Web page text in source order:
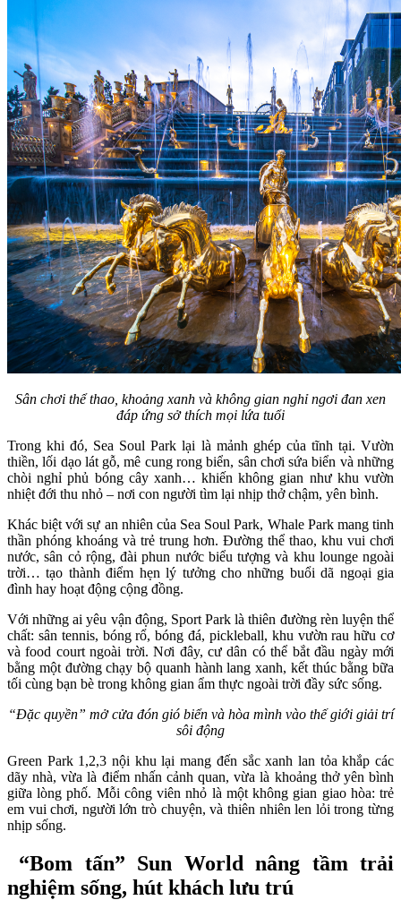
Sân chơi thể thao, khoảng xanh và không gian nghỉ ngơi đan xen
đáp ứng sở thích mọi lứa tuổi
Trong khi đó, Sea Soul Park lại là mảnh ghép của tĩnh tại. Vườn
thiền, lối dạo lát gỗ, mê cung rong biển, sân chơi sứa biển và những
chòi nghỉ phủ bóng cây xanh… khiến không gian như khu vườn
nhiệt đới thu nhỏ – nơi con người tìm lại nhịp thở chậm, yên bình.
Khác biệt với sự an nhiên của Sea Soul Park, Whale Park mang tinh
thần phóng khoáng và trẻ trung hơn. Đường thể thao, khu vui chơi
nước, sân cỏ rộng, đài phun nước biểu tượng và khu lounge ngoài
trời… tạo thành điểm hẹn lý tưởng cho những buổi dã ngoại gia
đình hay hoạt động cộng đồng.
Với những ai yêu vận động, Sport Park là thiên đường rèn luyện thể
chất: sân tennis, bóng rổ, bóng đá, pickleball, khu vườn rau hữu cơ
và food court ngoài trời. Nơi đây, cư dân có thể bắt đầu ngày mới
bằng một đường chạy bộ quanh hành lang xanh, kết thúc bằng bữa
tối cùng bạn bè trong không gian ẩm thực ngoài trời đầy sức sống.
“Đặc quyền” mở cửa đón gió biển và hòa mình vào thế giới giải trí
sôi động
Green Park 1,2,3 nội khu lại mang đến sắc xanh lan tỏa khắp các
dãy nhà, vừa là điểm nhấn cảnh quan, vừa là khoảng thở yên bình
giữa lòng phố. Mỗi công viên nhỏ là một không gian giao hòa: trẻ
em vui chơi, người lớn trò chuyện, và thiên nhiên len lỏi trong từng
nhịp sống.
“Bom tấn” Sun World nâng tầm trải
nghiệm sống, hút khách lưu trú